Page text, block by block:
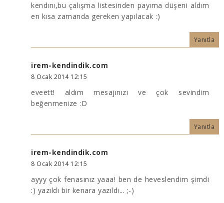
kendını,bu çalışma listesinden payıma düşeni aldım
en kısa zamanda gereken yapılacak :)
Yanıtla
irem-kendindik.com
8 Ocak 2014 12:15
eveett! aldım mesajınızı ve çok sevindim
beğenmenize :D
Yanıtla
irem-kendindik.com
8 Ocak 2014 12:15
ayyy çok fenasınız yaaa! ben de heveslendim şimdi
:) yazıldı bir kenara yazıldı... ;-)